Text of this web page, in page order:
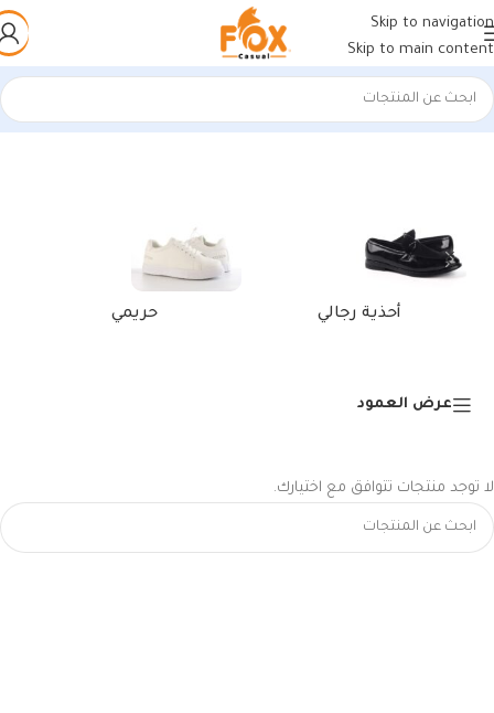
Skip to navigation
Skip to main content
الرئيسية/منتجات تحت الوسم “حافظة بطاقات جلد اصلي”
أحذية رجالي حريمي
عرض العمود
لا توجد منتجات تتوافق مع اختيارك.